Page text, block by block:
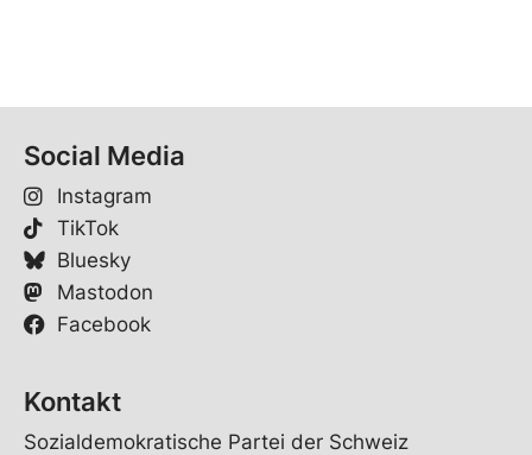
Social Media
Instagram
TikTok
Bluesky
Mastodon
Facebook
Kontakt
Sozialdemokratische Partei der Schweiz